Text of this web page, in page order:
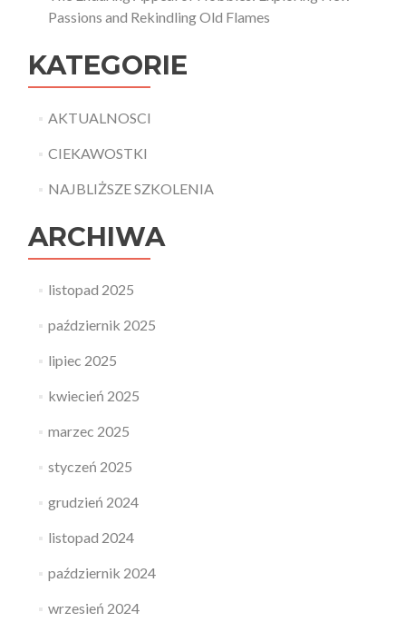
Passions and Rekindling Old Flames
KATEGORIE
AKTUALNOSCI
CIEKAWOSTKI
NAJBLIŻSZE SZKOLENIA
ARCHIWA
listopad 2025
październik 2025
lipiec 2025
kwiecień 2025
marzec 2025
styczeń 2025
grudzień 2024
listopad 2024
październik 2024
wrzesień 2024